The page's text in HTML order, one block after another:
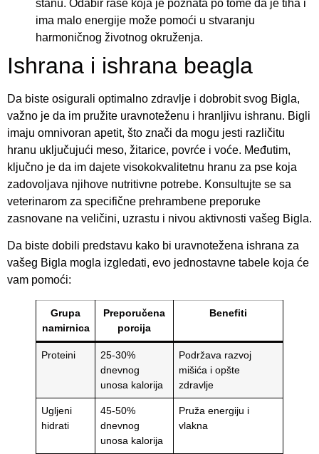
stanu. Odabir rase koja je poznata po tome da je tiha i
ima malo energije može pomoći u stvaranju
harmoničnog životnog okruženja.
Ishrana i ishrana beagla
Da biste osigurali optimalno zdravlje i dobrobit svog Bigla,
važno je da im pružite uravnoteženu i hranljivu ishranu. Bigli
imaju omnivoran apetit, što znači da mogu jesti različitu
hranu uključujući meso, žitarice, povrće i voće. Međutim,
ključno je da im dajete visokokvalitetnu hranu za pse koja
zadovoljava njihove nutritivne potrebe. Konsultujte se sa
veterinarom za specifične prehrambene preporuke
zasnovane na veličini, uzrastu i nivou aktivnosti vašeg Bigla.
Da biste dobili predstavu kako bi uravnotežena ishrana za
vašeg Bigla mogla izgledati, evo jednostavne tabele koja će
vam pomoći:
Grupa
namirnica
Preporučena
porcija
Benefiti
Proteini
25-30%
dnevnog
unosa kalorija
Podržava razvoj
mišića i opšte
zdravlje
Ugljeni
hidrati
45-50%
dnevnog
unosa kalorija
Pruža energiju i
vlakna